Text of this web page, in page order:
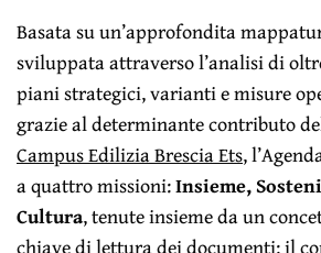
Basata su un’approfondita
sviluppata attraverso l’analisi di
piani strategici, varianti e misure
grazie al determinante contributo
Campus Edilizia Brescia Ets,
a quattro missioni:Insieme,
Cultura, tenute insieme da un
chiave di lettura dei documenti: il